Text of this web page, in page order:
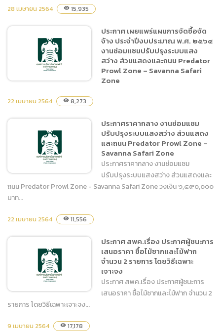
ซื้อหมึกเครื่องพิมพ์เอกสาร
โดยวิธีเฉพาะเจาะจง
28 เมษายน 2564 visibility 15,935
ประกาศ เผยแพร่แผนการจัด
พ.ศ. ๒๕๖๔ งานซ่อมแซม
ปรับปรุงระบบแสงสว่าง ส่วน
แสดงและถนน Predator
Prowl Zone – Savanna
Safari Zone
ประกาศ เผยแพร่แผนการจัดซื้อจัด
จ้าง ประจำปีงบประมาณ พ.ศ. ๒๕๖๔
งานซ่อมแซมปรับปรุงระบบแสง
สว่าง ส่วนแสดงและถนน Predator
Prowl Zone – Savanna Safari
Zone
22 เมษายน 2564 visibility 8,273
ซ่อมแซมปรับปรุงระบบแสง
Predator Prowl Zone –
Savanna Safari Zone
ประกาศราคากลาง งานซ่อมแซม
ปรับปรุงระบบแสงสว่าง ส่วนแสดง
และถนน Predator Prowl Zone –
Savanna Safari Zone
ประกาศราคากลาง งานซ่อมแซม
ปรับปรุงระบบแสงสว่าง ส่วนแสดงและ
ถนน Predator Prowl Zone - Savanna Safari Zone วงเงิน ๖,๕๙๐,๐๐๐
บาท...
22 เมษายน 2564 visibility 11,556
ประกาศ สพค.เรื่อง ประกาศผู้
ประกาศ สพค.เรื่อง ประกาศผู้ชนะการ
เสนอราคา ซื้อไม้ซากและไม้ฟาก
จำนวน 2 รายการ โดยวิธีเฉพาะ
เจาะจง
ประกาศ สพค.เรื่อง ประกาศผู้ชนะการ
เสนอราคา ซื้อไม้ซากและไม้ฟาก จำนวน 2
รายการ โดยวิธีเฉพาะเจาะจง...
9 เมษายน 2564 visibility 17,178